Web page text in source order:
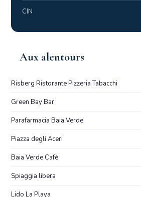
CIN
Aux alentours
Risberg Ristorante Pizzeria Tabacchi
Green Bay Bar
Parafarmacia Baia Verde
Piazza degli Aceri
Baia Verde Cafè
Spiaggia libera
Lido La Playa